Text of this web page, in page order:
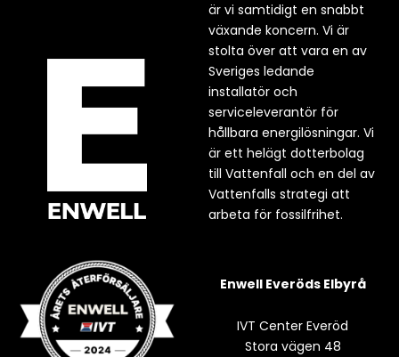
är vi samtidigt en snabbt
växande koncern. Vi är
stolta över att vara en av
Sveriges ledande
installatör och
serviceleverantör för
hållbara energilösningar. Vi
är ett helägt dotterbolag
till Vattenfall och en del av
Vattenfalls strategi att
arbeta för fossilfrihet.
Enwell Everöds Elbyrå
IVT Center Everöd
Stora vägen 48